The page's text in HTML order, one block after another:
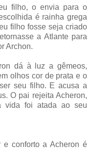
filho, o envia para o
é rainha grega
filho fosse seja criado
a Atlante para
Archon.
dá à luz a gêmeos,
olhos cor de prata e o
seu filho. E acusa a
O pai rejeita Acheron,
vida foi atada ao seu
e conforto a Acheron é